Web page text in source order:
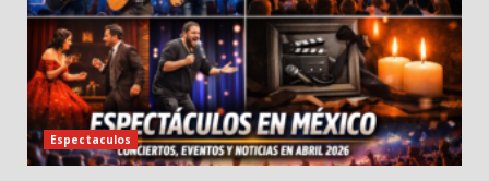
Espectaculos